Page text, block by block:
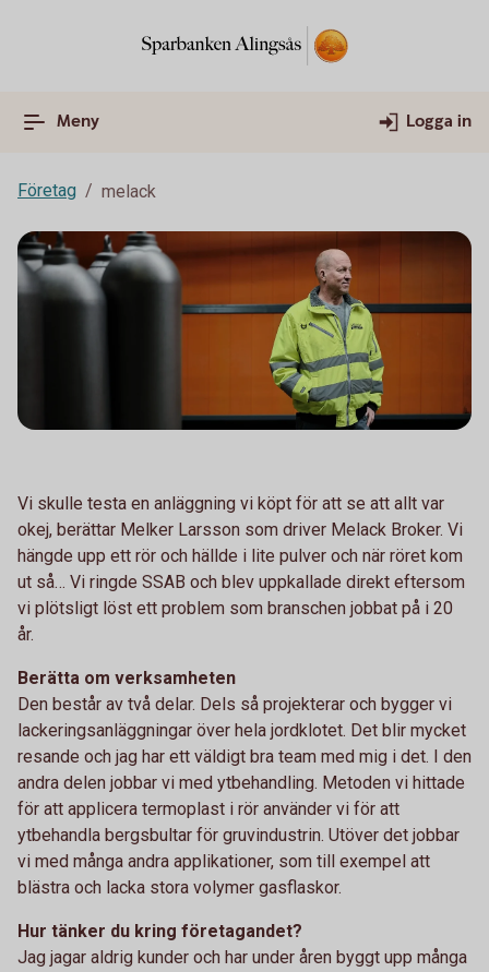
Meny Logga in
Företag melack
Vi skulle testa en anläggning vi köpt för att se att allt var
okej, berättar Melker Larsson som driver Melack Broker. Vi
hängde upp ett rör och hällde i lite pulver och när röret kom
ut så… Vi ringde SSAB och blev uppkallade direkt eftersom
vi plötsligt löst ett problem som branschen jobbat på i 20
år.
Berätta om verksamheten
Den består av två delar. Dels så projekterar och bygger vi
lackeringsanläggningar över hela jordklotet. Det blir mycket
resande och jag har ett väldigt bra team med mig i det. I den
andra delen jobbar vi med ytbehandling. Metoden vi hittade
för att applicera termoplast i rör använder vi för att
ytbehandla bergsbultar för gruvindustrin. Utöver det jobbar
vi med många andra applikationer, som till exempel att
blästra och lacka stora volymer gasflaskor.
Hur tänker du kring företagandet?
Jag jagar aldrig kunder och har under åren byggt upp många